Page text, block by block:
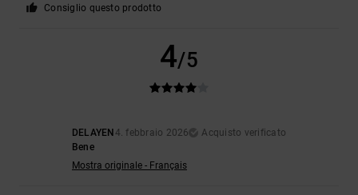
Consiglio questo prodotto
4/5
DELAYEN 4. febbraio 2026
Acquisto verificato
Bene
Mostra originale - Français